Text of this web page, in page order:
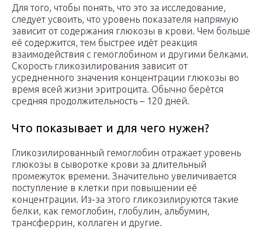
Для того, чтобы понять, что это за исследование,
следует усвоить, что уровень показателя напрямую
зависит от содержания глюкозы в крови. Чем больше
её содержится, тем быстрее идёт реакция
взаимодействия с гемоглобином и другими белками.
Скорость гликозилирования зависит от
усредненного значения концентрации глюкозы во
время всей жизни эритроцита. Обычно берётся
средняя продолжительность – 120 дней.
Что показывает и для чего нужен?
Гликозилированный гемоглобин отражает уровень
глюкозы в сыворотке крови за длительный
промежуток времени. Значительно увеличивается
поступление в клетки при повышении её
концентрации. Из-за этого гликозилируются такие
белки, как гемоглобин, глобулин, альбумин,
трансферрин, коллаген и другие.